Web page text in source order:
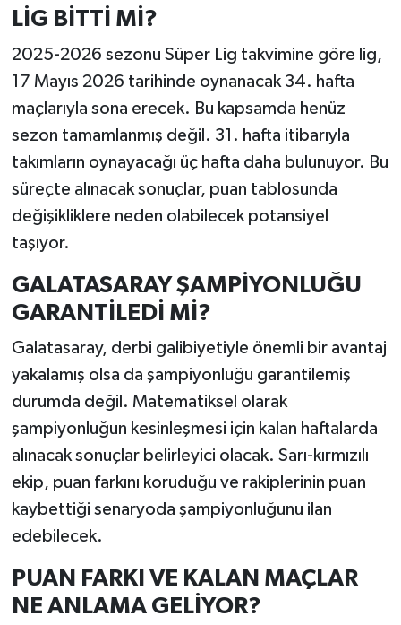
LİG BİTTİ Mİ?
2025-2026 sezonu Süper Lig takvimine göre lig,
17 Mayıs 2026 tarihinde oynanacak 34. hafta
maçlarıyla sona erecek. Bu kapsamda henüz
sezon tamamlanmış değil. 31. hafta itibarıyla
takımların oynayacağı üç hafta daha bulunuyor. Bu
süreçte alınacak sonuçlar, puan tablosunda
değişikliklere neden olabilecek potansiyel
taşıyor.
GALATASARAY ŞAMPİYONLUĞU
GARANTİLEDİ Mİ?
Galatasaray, derbi galibiyetiyle önemli bir avantaj
yakalamış olsa da şampiyonluğu garantilemiş
durumda değil. Matematiksel olarak
şampiyonluğun kesinleşmesi için kalan haftalarda
alınacak sonuçlar belirleyici olacak. Sarı-kırmızılı
ekip, puan farkını koruduğu ve rakiplerinin puan
kaybettiği senaryoda şampiyonluğunu ilan
edebilecek.
PUAN FARKI VE KALAN MAÇLAR
NE ANLAMA GELİYOR?